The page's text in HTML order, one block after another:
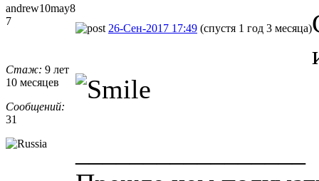
andrew10may8
7
Стаж: 9 лет
10 месяцев
Сообщений:
31
26-Сен-2017 17:49 (спустя 1 год 3 месяца)